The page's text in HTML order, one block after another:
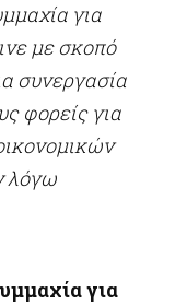
για
με σκοπό
συνεργασία
φορείς για
λόγω
για